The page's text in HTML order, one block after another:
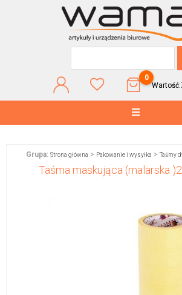
0
Wartość:
Grupa: Strona główna > Pakowanie i wysyłka >Taśmy
Taśma maskująca (malarska